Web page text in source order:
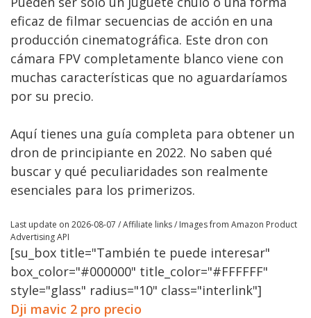
eficaz de filmar secuencias de acción en una
producción cinematográfica. Este dron con
cámara FPV completamente blanco viene con
muchas características que no aguardaríamos
por su precio.
Aquí tienes una guía completa para obtener un
dron de principiante en 2022. No saben qué
buscar y qué peculiaridades son realmente
esenciales para los primerizos.
Last update on 2026-08-07 / Affiliate links / Images from Amazon Product
Advertising API
[su_box title="También te puede interesar"
box_color="#000000" title_color="#FFFFFF"
style="glass" radius="10" class="interlink"]
Dji mavic 2 pro precio